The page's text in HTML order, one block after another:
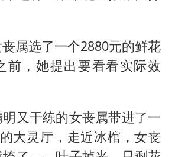
属选了一个2880元的鲜花
前，她提出要看看实际效
又干练的女丧属带进了一
大灵厅，走近冰棺，女丧